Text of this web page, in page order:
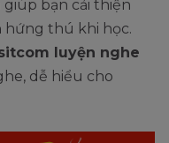
giúp bạn cải thiện
thú khi học.
luyện nghe
dễ hiểu cho